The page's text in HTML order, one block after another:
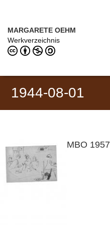
MARGARETE OEHM
Werkverzeichnis
1944-08-01
MBO 1957